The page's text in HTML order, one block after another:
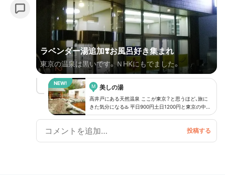
ラベンダー湯追加❣️お風呂好き集まれ
東京の温泉は黒いです。ＮHKにもでました。
M 美しの湯
高井戸にある天然温泉 ここが東京？と思うほど、旅に
きた気分になる♨️ 平日900円土日1200円と東京の中で
は最高！ 絶対おすすめ♨️